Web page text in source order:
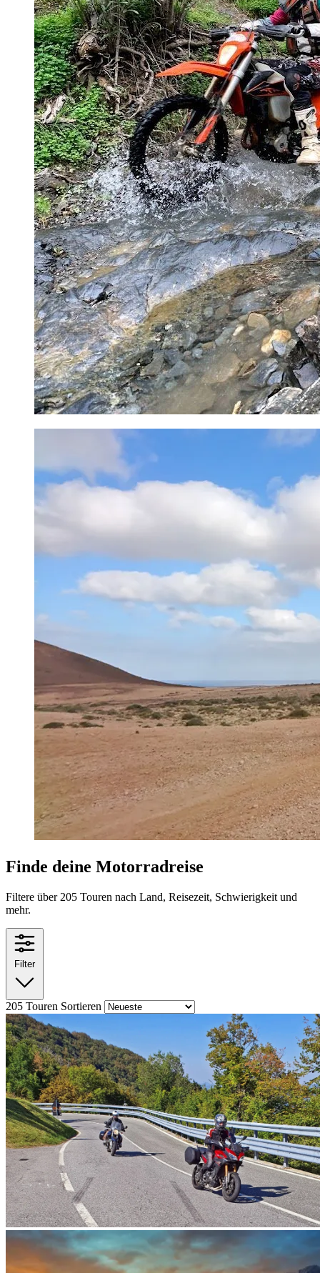
Finde deine Motorradreise
Filtere über 205 Touren nach Land, Reisezeit, Schwierigkeit und
mehr.
Filter
205 Touren Sortieren